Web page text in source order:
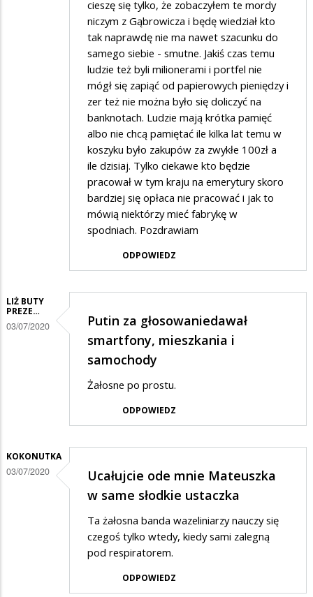
cieszę się tylko, że zobaczyłem te mordy
niczym z Gąbrowicza i będę wiedział kto
tak naprawdę nie ma nawet szacunku do
samego siebie - smutne. Jakiś czas temu
ludzie też byli milionerami i portfel nie
mógł się zapiąć od papierowych pieniędzy i
zer też nie można było się doliczyć na
banknotach. Ludzie mają krótka pamięć
albo nie chcą pamiętać ile kilka lat temu w
koszyku było zakupów za zwykłe 100zł a
ile dzisiaj. Tylko ciekawe kto będzie
pracował w tym kraju na emerytury skoro
bardziej się opłaca nie pracować i jak to
mówią niektórzy mieć fabrykę w
spodniach. Pozdrawiam
ODPOWIEDZ
LIŻ BUTY
PREZE…
03/07/2020
Putin za głosowaniedawał
smartfony, mieszkania i
samochody
Żałosne po prostu.
ODPOWIEDZ
KOKONUTKA
03/07/2020
Ucałujcie ode mnie Mateuszka
w same słodkie ustaczka
Ta żałosna banda wazeliniarzy nauczy się
czegoś tylko wtedy, kiedy sami zalegną
pod respiratorem.
ODPOWIEDZ